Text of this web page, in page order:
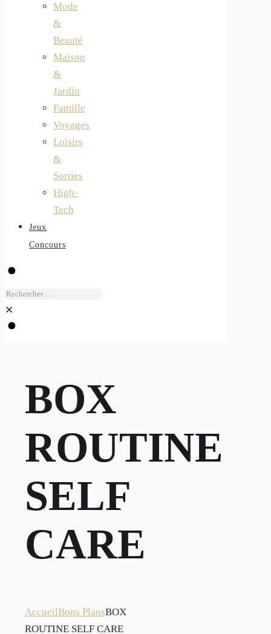
Mode
&
Beauté
Maison
&
Jardin
Famille
Voyages
Loisirs
&
Sorties
High-
Tech
Jeux
Concours
✕
BOX
ROUTINE
SELF
CARE
AccueilBons PlansBOX
ROUTINE SELF CARE